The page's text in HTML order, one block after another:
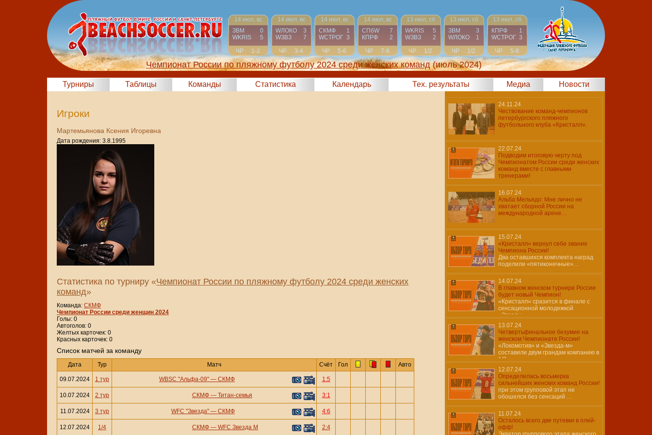
14 июл, вс
ЗВМ
0
WKRIS
5
ЧР
1-2
14 июл, вс
WЛОКО
3
WЗВЗ
7
ЧР
3-4
14 июл, вс
СКМФ
1
WCТРОГ 3
ЧР
5-6
14 июл, вс
СПбW
7
КПРФ
2
ЧР
7-8
13 июл, сб
WKRIS
5
WЗВЗ
2
ЧР
1/2
13 июл, сб
ЗВМ
3
WЛОКО
1
ЧР
1/2
13 июл, сб
КПРФ
1
WCТРОГ 3
ЧР
5-8
Чемпионат России по пляжному футболу 2024 среди женских команд (июль 2024)
Турниры Таблицы Команды Статистика Календарь Тех. результаты Медиа Новости
Игроки
Мартемьянова Ксения Игоревна
Дата рождения: 3.8.1995
Статистика по турниру «Чемпионат России по пляжному футболу 2024 среди женских
команд»
Команда: СКМФ
Чемпионат России среди женщин 2024
Голы: 0
Автоголов: 0
Желтых карточек: 0
Красных карточек: 0
Cписок матчей за команду
Дата Тур Матч Счёт Гол Авто
09.07.2024 1 тур WBSC "Альфа-09" — СКМФ 1:5
10.07.2024 2 тур СКМФ — Титан-семья 3:1
11.07.2024 3 тур WFC "Звезда" — СКМФ 4:6
12.07.2024 1/4 СКМФ — WFC Звезда М 2:4
24.11.24
Чествование команд-чемпионов
петербургского пляжного
футбольного клуба «Кристалл».
22.07.24
Подводим итоговую черту под
Чемпионатом России среди женских
команд вместе с главными
тренерами!
16.07.24
Альба Мельядо: Мне лично не
хватает сборной России на
международной арене…
15.07.24
«Кристалл» вернул себе звание
Чемпиона России!
Два оставшихся комплекта наград
поделили «пятиконечные»…
14.07.24
В главном женском турнире России
будет новый Чемпион!
«Кристалл» сразится в финале с
сенсационной молодежкой
«Звезды»…
13.07.24
Четвертьфинальное безумие на
женском Чемпионате России!
«Локомотив» и «Звезда-м»
составили двум грандам компанию в
1/2…
12.07.24
Определилась восьмерка
сильнейших женских команд России!
при этом групповой этап не
обошелся без сенсаций …
11.07.24
Осталось всего две путевки в плей-
офф!